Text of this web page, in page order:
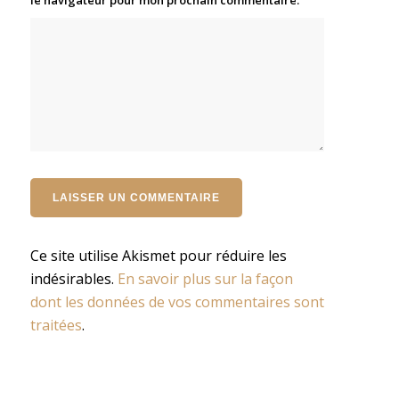
Ce site utilise Akismet pour réduire les
indésirables. En savoir plus sur la façon
dont les données de vos commentaires sont
traitées.